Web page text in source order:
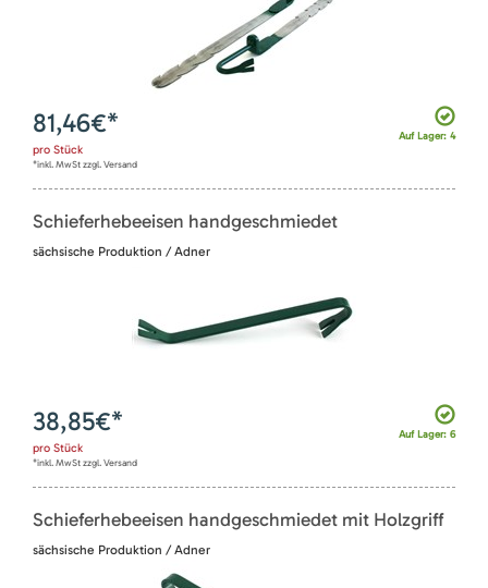
Auf Lager: 4
81,46€*
pro Stück
*inkl. MwSt zzgl. Versand
Schieferhebeeisen handgeschmiedet
sächsische Produktion / Adner
Auf Lager: 6
38,85€*
pro Stück
*inkl. MwSt zzgl. Versand
Schieferhebeeisen handgeschmiedet mit Holzgriff
sächsische Produktion / Adner